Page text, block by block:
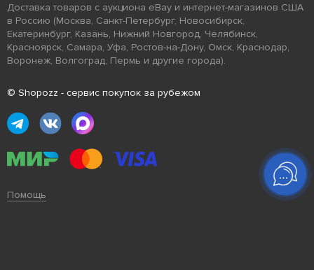
Доставка товаров с аукциона eBay и интернет-магазинов США
в Россию (Москва, Санкт-Петербург, Новосибирск,
Екатеринбург, Казань, Нижний Новгород, Челябинск,
Красноярск, Самара, Уфа, Ростов-на-Дону, Омск, Краснодар,
Воронеж, Волгоград, Пермь и другие города).
© Shopozz - сервис покупок за рубежом
Помощь